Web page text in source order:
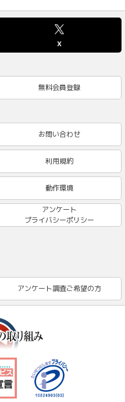
X
無料会員登録
お問い合わせ
利用規約
動作環境
アンケート
プライバシーポリシー
アンケート調査ご希望の方